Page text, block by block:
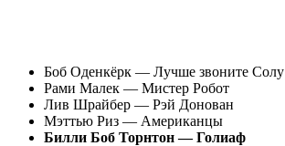
Боб Оденкёрк — Лучше звоните Солу
Рами Малек — Мистер Робот
Лив Шрайбер — Рэй Донован
Мэттью Риз — Американцы
Билли Боб Торнтон — Голиаф